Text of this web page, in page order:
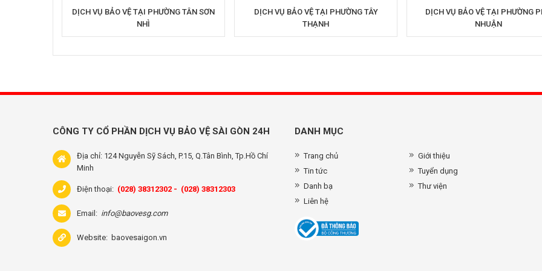
DỊCH VỤ BẢO VỆ TẠI PHƯỜNG TÂN SƠN
NHÌ
DỊCH VỤ BẢO VỆ TẠI PHƯỜNG TÂY
THẠNH
DỊCH VỤ BẢO VỆ TẠI PHƯỜNG
NHUẬN
CÔNG TY CỔ PHẦN DỊCH VỤ BẢO VỆ SÀI GÒN 24H
Địa chỉ: 124 Nguyễn Sỹ Sách, P.15, Q.Tân Bình, Tp.Hồ Chí
Minh
Điện thoại: (028) 38312302 - (028) 38312303
Email: info@baovesg.com
Website: baovesaigon.vn
DANH MỤC
Trang chủ
Giới thiệu
Tin tức
Tuyển dụng
Danh bạ
Thư viện
Liên hệ